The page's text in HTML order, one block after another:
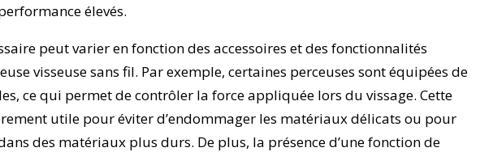
élevés.
peut varier en fonction des accessoires et des fonctionnalités
visseuse sans fil. Par exemple, certaines perceuses sont équipées de
ce qui permet de contrôler la force appliquée lors du vissage. Cette
utile pour éviter d’endommager les matériaux délicats ou pour
des matériaux plus durs. De plus, la présence d’une fonction de